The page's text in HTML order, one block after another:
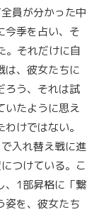
員が分かった中
今季を占い、そ
。それだけに自
は、彼女たちに
ろう、それは試
いたように思え
けではない。
入れ替え戦に進
つけている。こ
、1部昇格に「繋
を、彼女たち